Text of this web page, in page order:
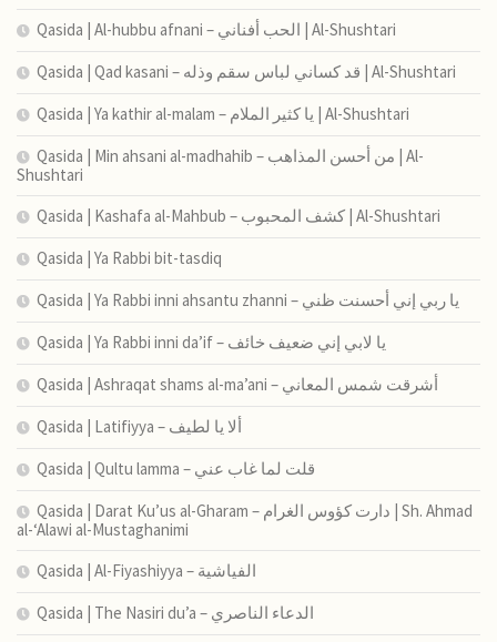
Qasida | Al-hubbu afnani – الحب أفناني | Al-Shushtari
Qasida | Qad kasani – قد كساني لباس سقم وذله | Al-Shushtari
Qasida | Ya kathir al-malam – يا كثير الملام | Al-Shushtari
Qasida | Min ahsani al-madhahib – من أحسن المذاهب | Al-
Shushtari
Qasida | Kashafa al-Mahbub – كشف المحبوب | Al-Shushtari
Qasida | Ya Rabbi bit-tasdiq
Qasida | Ya Rabbi inni ahsantu zhanni – يا ربي إني أحسنت ظني
Qasida | Ya Rabbi inni da’if – يا لابي إني ضعيف خائف
Qasida | Ashraqat shams al-ma’ani – أشرقت شمس المعاني
Qasida | Latifiyya – ألا يا لطيف
Qasida | Qultu lamma – قلت لما غاب عني
Qasida | Darat Ku’us al-Gharam – دارت كؤوس الغرام | Sh. Ahmad
al-‘Alawi al-Mustaghanimi
Qasida | Al-Fiyashiyya – الفياشية
Qasida | The Nasiri du’a – الدعاء الناصري